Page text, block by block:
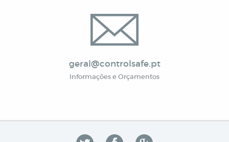
geral@controlsafe.pt
Informações e Orçamentos